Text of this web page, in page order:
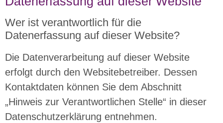
Wer ist verantwortlich für die
Datenerfassung auf dieser Website?
Die Datenverarbeitung auf dieser Website
erfolgt durch den Websitebetreiber. Dessen
Kontaktdaten können Sie dem Abschnitt
„Hinweis zur Verantwortlichen Stelle“ in dieser
Datenschutzerklärung entnehmen.